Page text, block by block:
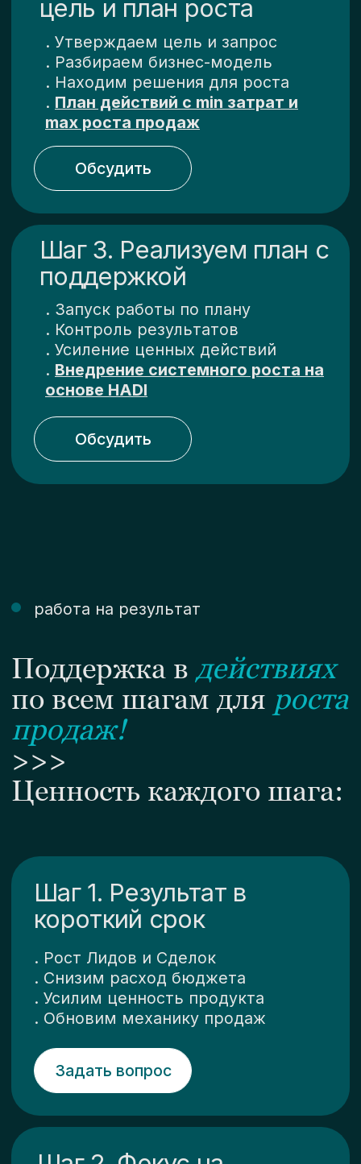
работа на результат
Поддержка вдействиях
по всем шагам дляроста
продаж!
>>>
Ценность каждого шага:
Шаг 1. Результат в
короткий срок
. Рост Лидов и Сделок
. Снизим расход бюджета
. Усилим ценность продукта
. Обновим механику продаж
Задать вопрос
Шаг 2. Фокус на
целевых действиях
. Улучшим бизнес-модель
системы роста
. Действия вместо советов
. Отсев слабых решений
. Усиление результатов
. Запуск системной работы
Задать вопрос
реальные кейсы
Реальныйопытроста
продаж
в бизнес
проектах!
>>>
Из точки А к
достижению целей:
HotCable / ЭОМ услуги
Точка А: Хаотичные продажи без